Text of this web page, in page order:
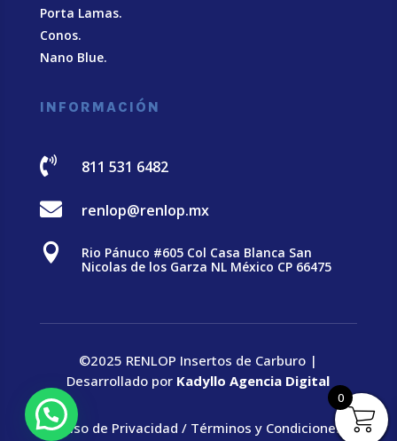
Porta Lamas.
Conos.
Nano Blue.
INFORMACIÓN
 811 531 6482
 renlop@renlop.mx

Rio Pánuco #605 Col Casa Blanca San
Nicolas de los Garza NL México CP 66475
©2025 RENLOP Insertos de Carburo |
Desarrollado por Kadyllo Agencia Digital
Aviso de Privacidad / Términos y Condiciones
0